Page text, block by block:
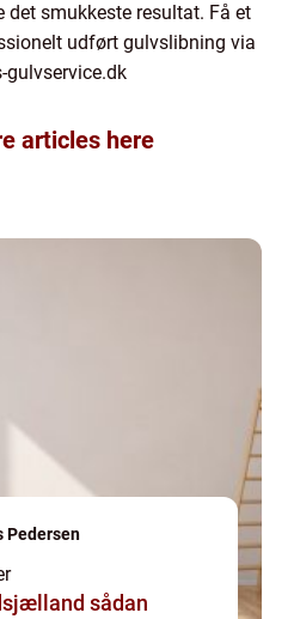
det smukkeste resultat. Få et
udført gulvslibning via
gulvservice.dk
articles here
Pedersen
sådan